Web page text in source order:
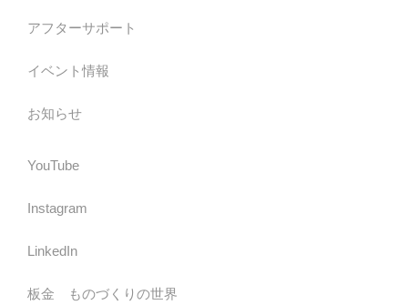
アフターサポート
イベント情報
お知らせ
YouTube
Instagram
LinkedIn
板金 ものづくりの世界